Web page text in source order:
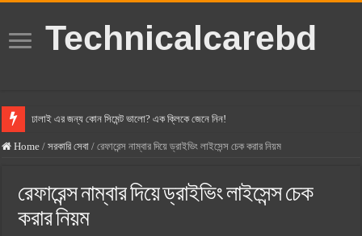
Technicalcarebd
ঢালাই এর জন্য কোন সিমেন্ট ভালো? এক ক্লিকে জেনে নিন!
বসুন্ধরা সিমেন্ট এর দাম ২০২৫
হোলসিম সিমেন্ট দাম ২০২৫
সুপারক্রিট সিমেন্ট দাম ২০২৫
Home / সরকারি সেবা / রেফারেন্স নাম্বার দিয়ে ড্রাইভিং লাইসেন্স চেক করার নিয়ম
রেফারেন্স নাম্বার দিয়ে ড্রাইভিং লাইসেন্স চেক
করার নিয়ম